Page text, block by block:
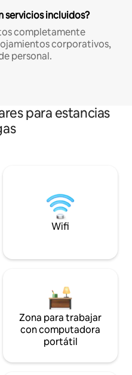
servicios incluidos?
completamente
corporativos,
personal.
para estancias
Wifi
Zona para trabajar
con computadora
portátil